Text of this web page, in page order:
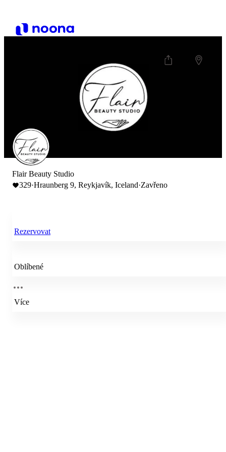
Flair Beauty Studio
329·Hraunberg 9, Reykjavík, Iceland·Zavřeno
Rezervovat
Oblíbené
Více